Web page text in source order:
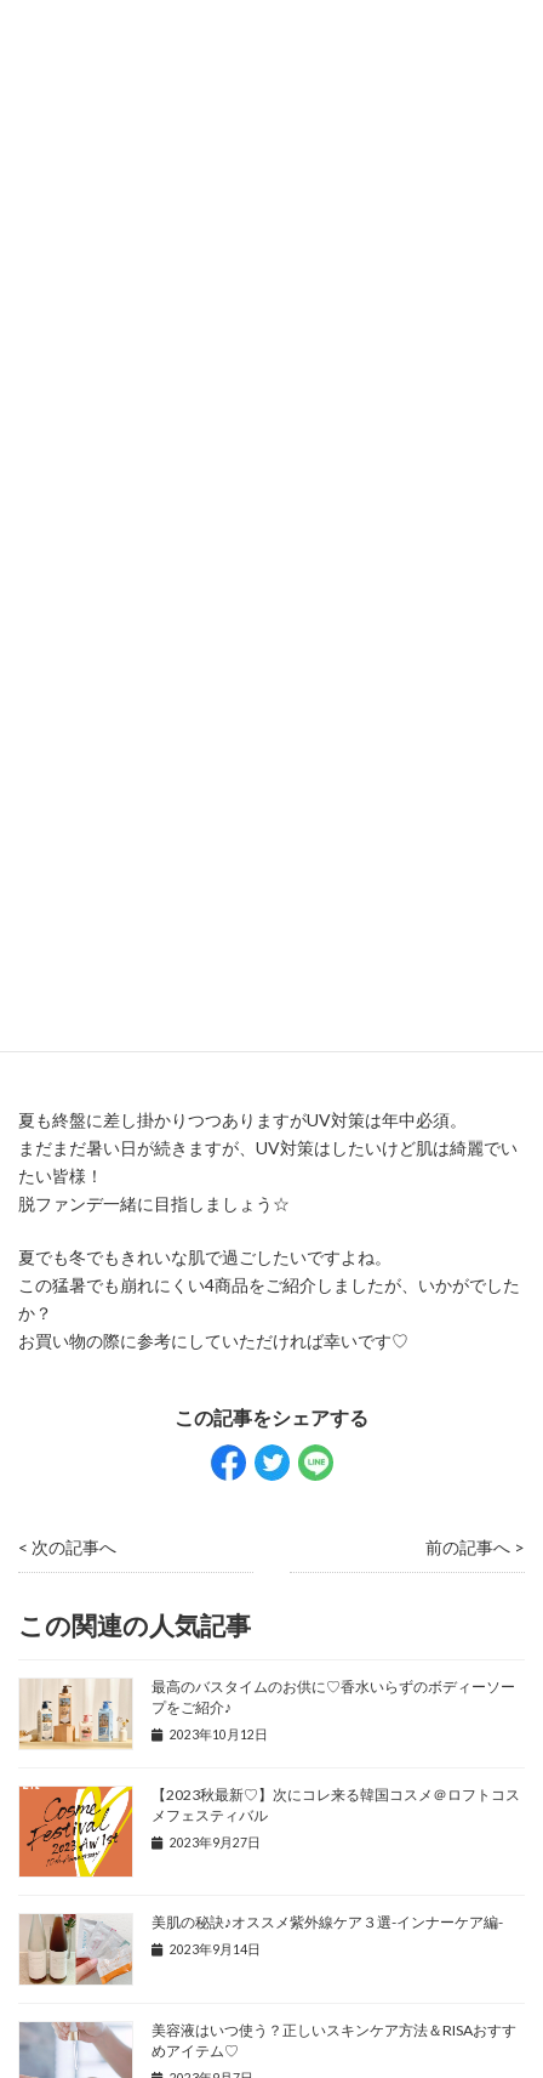
夏も終盤に差し掛かりつつありますがUV対策は年中必須。
まだまだ暑い日が続きますが、UV対策はしたいけど肌は綺麗でい
たい皆様！
脱ファンデ一緒に目指しましょう☆
夏でも冬でもきれいな肌で過ごしたいですよね。
この猛暑でも崩れにくい4商品をご紹介しましたが、いかがでした
か？
お買い物の際に参考にしていただければ幸いです♡
< 次の記事へ 前の記事へ >
この関連の人気記事
最高のバスタイムのお供に♡香水いらずのボディーソー
プをご紹介♪
2023年10月12日
【2023秋最新♡】次にコレ来る韓国コスメ＠ロフトコス
メフェスティバル
2023年9月27日
美肌の秘訣♪オススメ紫外線ケア３選-インナーケア編-
2023年9月14日
美容液はいつ使う？正しいスキンケア方法＆RISAおすす
めアイテム♡